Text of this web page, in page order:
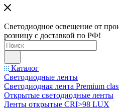
Светодиодное освещение от
розницу с доставкой по РФ!
Каталог
Светодиодные ленты
Светодиодная лента Premium
Открытые светодиодные ленты
Ленты открытые CRI>98 LUX